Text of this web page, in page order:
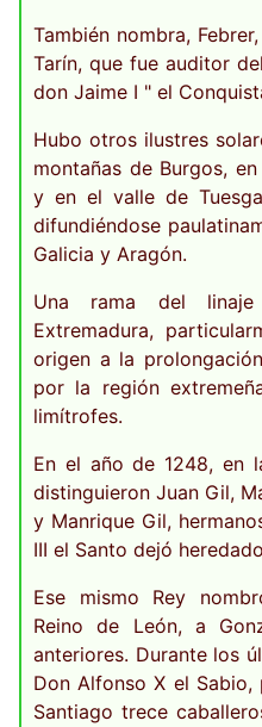
También nombra,
Tarín, que fue auditor
don Jaime I " el
Hubo otros ilustres
montañas de Burgos,
y en el valle de
difundiéndose
Galicia y Aragón.
Una rama del
Extremadura,
origen a la
por la región
limítrofes.
En el año de 1248, en
distinguieron Juan Gil,
y Manrique Gil,
III el Santo dejó
Ese mismo Rey
Reino de León, a
anteriores. Durante los
Don Alfonso X el
Santiago trece